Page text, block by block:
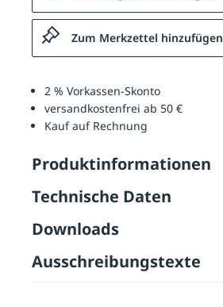
Zum Merkzettel hinzufügen
2 % Vorkassen-Skonto
versandkostenfrei ab 50 €
Kauf auf Rechnung
Produktinformationen
Technische Daten
Downloads
Ausschreibungstexte